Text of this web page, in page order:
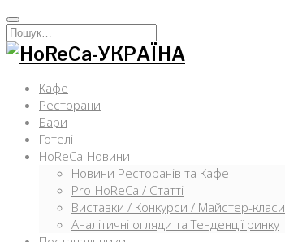
Перейти
к
содержимому
Искать:
Кафе
Ресторани
Бари
Готелі
HoReCa-Новини
Новини Ресторанів та Кафе
Pro-HoReCa / Статті
Виставки / Конкурси / Майстер-класи
Аналітичні огляди та Тенденції ринку